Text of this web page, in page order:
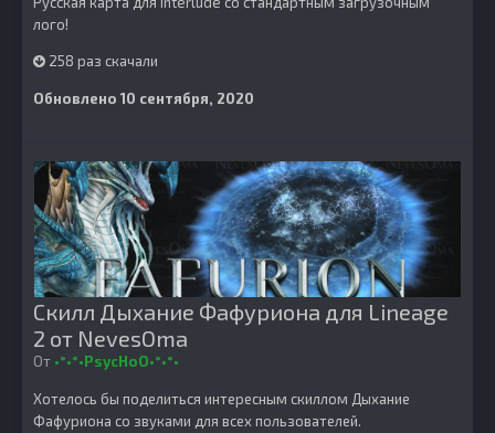
лого!
258 раз скачали
Обновлено10 сентября, 2020
Скилл Дыхание Фафуриона для Lineage
2 от NevesOma
От •°•°•PsycHoO•°•°•
Хотелось бы поделиться интересным скиллом Дыхание
Фафуриона со звуками для всех пользователей.